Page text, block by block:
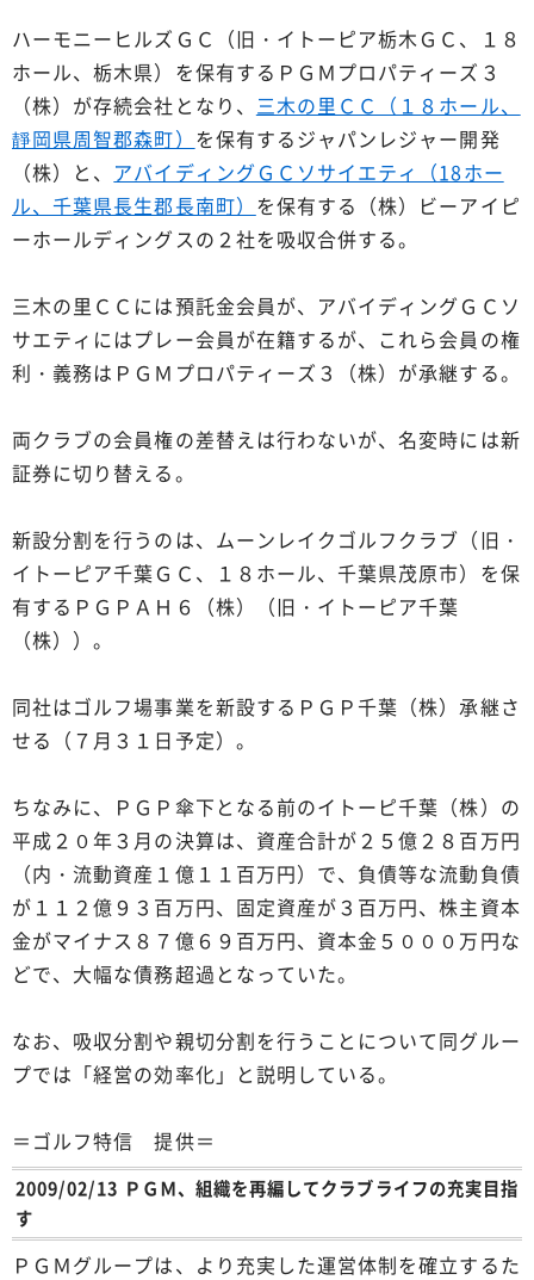
ハーモニーヒルズＧＣ（旧・イトーピア栃木ＧＣ、１８
ホール、栃木県）を保有するＰＧＭプロパティーズ３
（株）が存続会社となり、 三木の里ＣＣ（１８ホール、
靜岡県周智郡森町） を保有するジャパンレジャー開発
（株）と、 アバイディングＧＣソサイエティ（18ホー
ル、千葉県長生郡長南町） を保有する（株）ビーアイピ
ーホールディングスの２社を吸収合併する。
三木の里ＣＣには預託金会員が、アバイディングＧＣソ
サエティにはプレー会員が在籍するが、これら会員の権
利・義務はＰＧＭプロパティーズ３（株）が承継する。
両クラブの会員権の差替えは行わないが、名変時には新
証券に切り替える。
新設分割を行うのは、ムーンレイクゴルフクラブ（旧・
イトーピア千葉ＧＣ、１８ホール、千葉県茂原市）を保
有するＰＧＰＡＨ６（株）（旧・イトーピア千葉
（株））。
同社はゴルフ場事業を新設するＰＧＰ千葉（株）承継さ
せる（７月３１日予定）。
ちなみに、ＰＧＰ傘下となる前のイトーピ千葉（株）の
平成２０年３月の決算は、資産合計が２５億２８百万円
（内・流動資産１億１１百万円）で、負債等な流動負債
が１１２億９３百万円、固定資産が３百万円、株主資本
金がマイナス８７億６９百万円、資本金５０００万円な
どで、大幅な債務超過となっていた。
なお、吸収分割や親切分割を行うことについて同グルー
プでは「経営の効率化」と説明している。
＝ゴルフ特信 提供＝
2009/02/13 ＰＧＭ、組織を再編してクラブライフの充実目指
す
ＰＧＭグループは、より充実した運営体制を確立するた